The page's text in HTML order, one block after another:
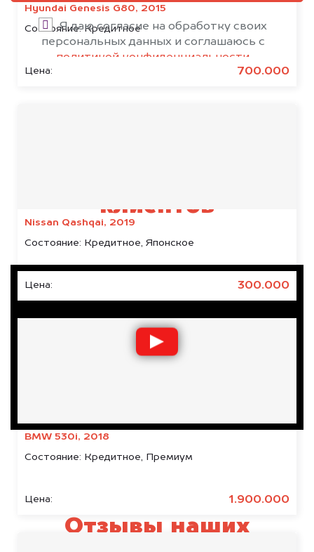
Hyundai Genesis G80, 2015
Состояние:Кредитное
Цена: 700.000
Nissan Qashqai, 2019
Состояние: Кредитное, Японское
Цена: 300.000
BMW 530i, 2018
Состояние: Кредитное, Премиум
Цена: 1.900.000
Я даю согласие на обработку своих
персональных данных и соглашаюсь с
политикой конфиденциальности
клиентов
Отзывы наших